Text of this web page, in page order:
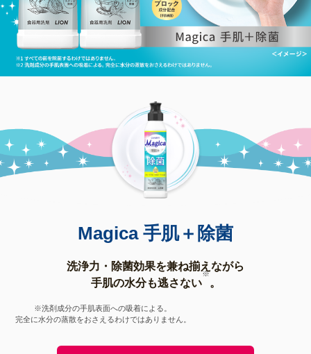
Magica 手肌＋除菌
洗浄力・除菌効果を兼ね揃えながら
手肌の水分も逃さない
※
。
※洗剤成分の手肌表面への吸着による。
完全に水分の蒸散をおさえるわけではありません。